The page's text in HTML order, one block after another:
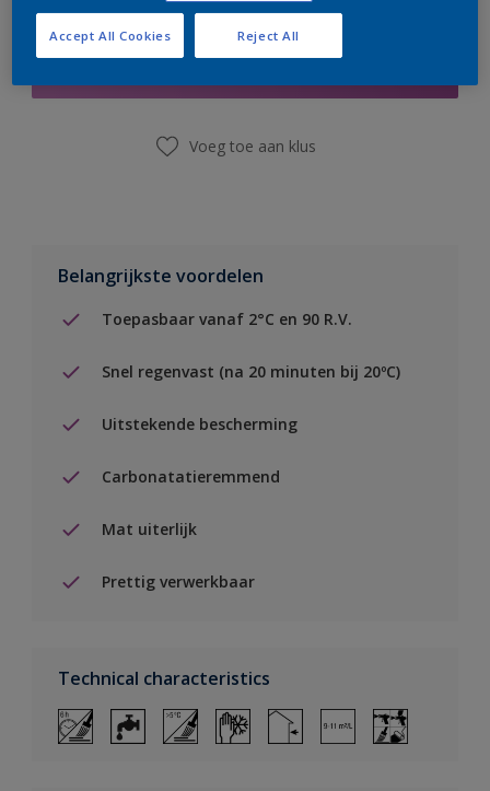
Boodschappenlijst
Voeg toe aan klus
Belangrijkste voordelen
Toepasbaar vanaf 2°C en 90 R.V.
Snel regenvast (na 20 minuten bij 20ºC)
Uitstekende bescherming
Carbonatatieremmend
Mat uiterlijk
Prettig verwerkbaar
Technical characteristics
Reject All
Accept All Cookies